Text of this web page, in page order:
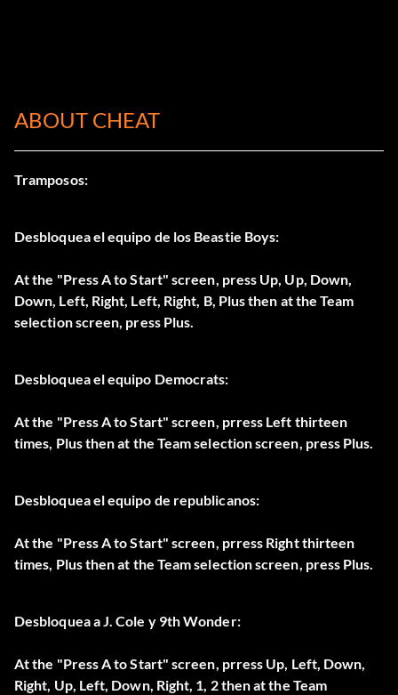
ABOUT CHEAT
Tramposos:
Desbloquea el equipo de los Beastie Boys:
At the "Press A to Start" screen, press Up, Up, Down,
Down, Left, Right, Left, Right, B, Plus then at the Team
selection screen, press Plus.
Desbloquea el equipo Democrats:
At the "Press A to Start" screen, prress Left thirteen
times, Plus then at the Team selection screen, press Plus.
Desbloquea el equipo de republicanos:
At the "Press A to Start" screen, prress Right thirteen
times, Plus then at the Team selection screen, press Plus.
Desbloquea a J. Cole y 9th Wonder:
At the "Press A to Start" screen, prress Up, Left, Down,
Right, Up, Left, Down, Right, 1, 2 then at the Team